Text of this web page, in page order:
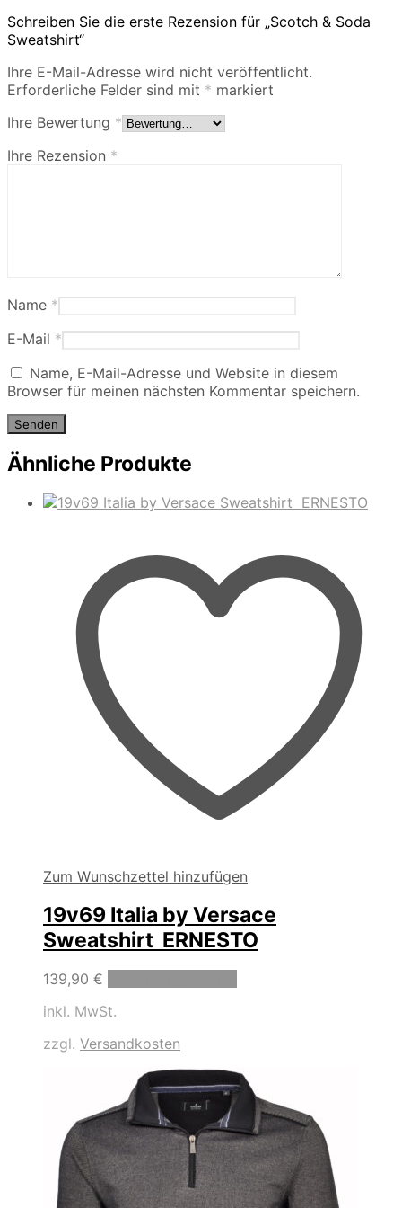
Schreiben Sie die erste Rezension für „Scotch & Soda
Sweatshirt“
Ihre E-Mail-Adresse wird nicht veröffentlicht.
Erforderliche Felder sind mit * markiert
Ihre Bewertung *
Ihre Rezension *
Name *
E-Mail *
Name, E-Mail-Adresse und Website in diesem
Browser für meinen nächsten Kommentar speichern.
Ähnliche Produkte
Zum Wunschzettel hinzufügen
19v69 Italia by Versace
Sweatshirt ERNESTO
139,90 €
auf.
Die
Optionen
können
auf
der
Produktseite
gewählt
inkl. MwSt.
zzgl. Versandkosten